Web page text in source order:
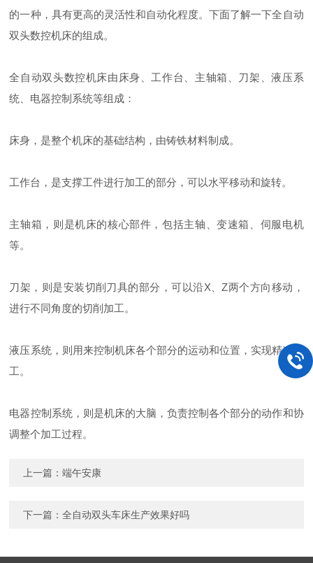
的一种，具有更高的灵活性和自动化程度。下面了解一下全自动
双头数控机床的组成。
全自动双头数控机床由床身、工作台、主轴箱、刀架、液压系
统、电器控制系统等组成：
床身，是整个机床的基础结构，由铸铁材料制成。
工作台，是支撑工件进行加工的部分，可以水平移动和旋转。
主轴箱，则是机床的核心部件，包括主轴、变速箱、伺服电机
等。
刀架，则是安装切削刀具的部分，可以沿X、Z两个方向移动，
进行不同角度的切削加工。
液压系统，则用来控制机床各个部分的运动和位置，实现精准加
工。
电器控制系统，则是机床的大脑，负责控制各个部分的动作和协
调整个加工过程。
上一篇：端午安康
下一篇：全自动双头车床生产效果好吗